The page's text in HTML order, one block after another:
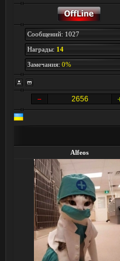
Сообщений: 1027
Награды: 14
Замечания: 0%
2656
Alfeos